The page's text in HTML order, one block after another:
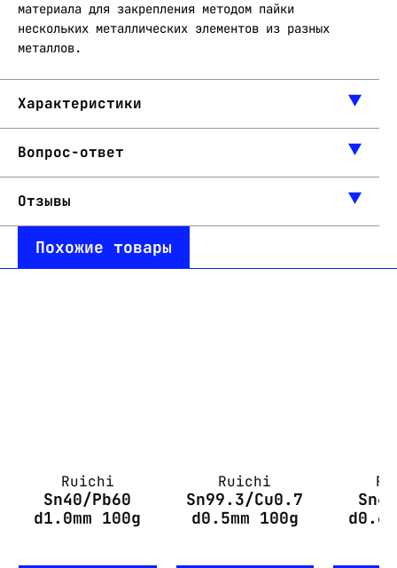
материала для закрепления методом пайки
нескольких металлических элементов из разных
металлов.
Характеристики
Вопрос-ответ
Отзывы
Похожие товары
Ruichi
Sn40/Pb60
d1.0mm 100g
Ruichi
Sn99.3/Cu0.7
d0.5mm 100g